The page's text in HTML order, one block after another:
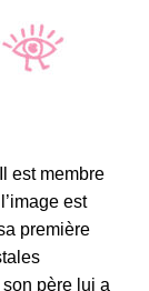
est membre
est
première
son père lui a